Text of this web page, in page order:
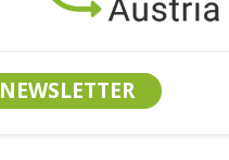
NEWSLETTER